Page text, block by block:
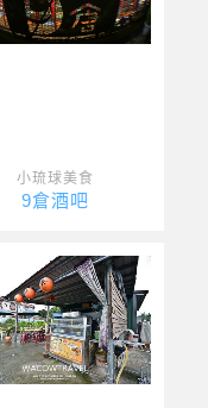
小琉球美食
9倉酒吧